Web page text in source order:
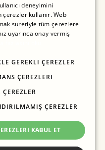
deneyimini
kullanır. Web
suretiyle tüm çerezlere
uyarınca onay vermiş
GEREKLI ÇEREZLER
ÇEREZLERI
ÇEREZLER
ÇEREZLER
KABUL ET